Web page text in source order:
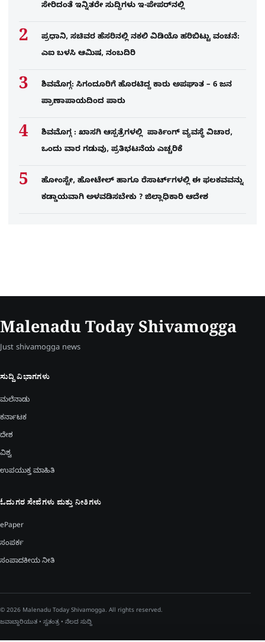
ಸೇರಿದಂತೆ ಇನ್ನಿತರೇ ಸುದ್ದಿಗಳು ಇ-ಪೇಪರ್​ನಲ್ಲಿ
ಪ್ರಧಾನಿ, ಸಚಿವರ ಹೆಸರಿನಲ್ಲಿ ನಕಲಿ ವಿಡಿಯೊ ಹರಿಬಿಟ್ಟು ವಂಚನೆ:
ಎಐ ಬಳಸಿ ಆಮಿಷ, ನಂಬದಿರಿ
ಶಿವಮೊಗ್ಗ: ಸಿಗಂದೂರಿಗೆ ಹೊರಟಿದ್ದ ಕಾರು ಅಪಘಾತ – 6 ಜನ
ಪ್ರಾಣಾಪಾಯದಿಂದ ಪಾರು
ಶಿವಮೊಗ್ಗ : ಖಾಸಗಿ ಆಸ್ಪತ್ರೆಗಳಲ್ಲಿ ಪಾರ್ಕಿಂಗ್​ ವ್ಯವಸ್ಥೆ ವಿಚಾರ,
ಒಂದು ವಾರ ಗಡುವು, ಪ್ರತಿಭಟನೆಯ ಎಚ್ಚರಿಕೆ
ಹೋಂಸ್ಟೇ, ಹೋಟೇಲ್ ಹಾಗೂ ರೆಸಾರ್ಟ್‌ಗಳಲ್ಲಿ ಈ ಫಲಕವವನ್ನು
ಕಡ್ಡಾಯವಾಗಿ ಅಳವಡಿಸಬೇಕು ? ಜಿಲ್ಲಾಧಿಕಾರಿ ಆದೇಶ
Malenadu Today Shivamogga
Just shivamogga news
ಸುದ್ದಿ ವಿಭಾಗಗಳು
ಮಲೆನಾಡು
ಕರ್ನಾಟಕ
ದೇಶ
ವಿಶ್ವ
ಉಪಯುಕ್ತ ಮಾಹಿತಿ
ಓದುಗರ ಸೇವೆಗಳು ಮತ್ತು ನೀತಿಗಳು
ePaper
ಸಂಪರ್ಕ
ಸಂಪಾದಕೀಯ ನೀತಿ
© 2026 Malenadu Today Shivamogga. All rights reserved.
ಜವಾಬ್ದಾರಿಯುತ • ಸ್ವತಂತ್ರ • ನೆಲದ ಸುದ್ದಿ